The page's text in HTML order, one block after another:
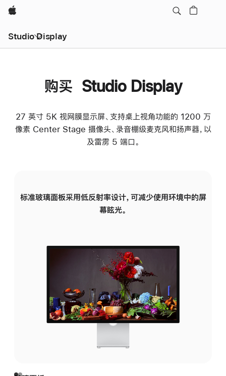
Apple
Studio Display
购买 Studio Display
27 英寸 5K 视网膜显示屏、支持桌上视角功能的 1200 万
像素 Center Stage 摄像头、录音棚级麦克风和扬声器，以
及雷雳 5 端口。
标准玻璃面板采用低反射率设计，可减少使用环境中的屏
幕眩光。